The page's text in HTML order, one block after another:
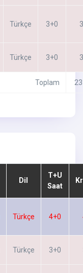
Türkçe 3+0 3
Türkçe 3+0 3
Toplam
Dil
T+U
Saat
Türkçe 4+0
Türkçe 3+0